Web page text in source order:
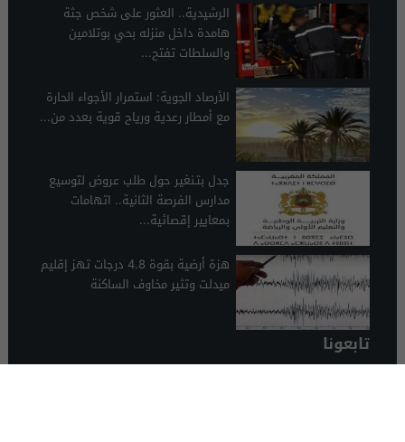
الرشيدية.. العثور على شخص جثة
هامدة داخل منزله بحي بوتلامين
والسلطات تفتح...
الأرصاد الجوية: استمرار الأجواء الحارة
مع أمطار رعدية ورياح قوية بعدد من...
جدل بتـنغير حول طلب عروض لتوسيع
مدارس الفرصة الثانية.. اتهامات
بمعايير إقصائية...
هزة أرضية بقوة 4.8 درجات تهز إقليم
ميدلت وتثير مخاوف الساكنة
تابعونا